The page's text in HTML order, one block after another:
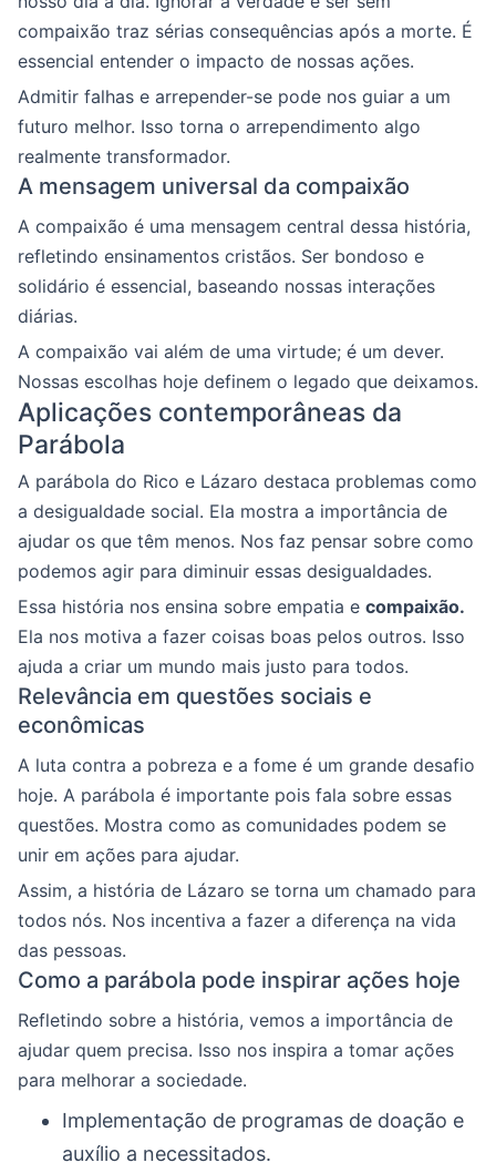
compaixão traz sérias consequências após a morte. É
essencial entender o impacto de nossas ações.
Admitir falhas e arrepender-se pode nos guiar a um
futuro melhor. Isso torna o arrependimento algo
realmente transformador.
A mensagem universal da compaixão
A compaixão é uma mensagem central dessa história,
refletindo ensinamentos cristãos. Ser bondoso e
solidário é essencial, baseando nossas interações
diárias.
A compaixão vai além de uma virtude; é um dever.
Nossas escolhas hoje definem o legado que deixamos.
Aplicações contemporâneas da
Parábola
A parábola do Rico e Lázaro destaca problemas como
a desigualdade social. Ela mostra a importância de
ajudar os que têm menos. Nos faz pensar sobre como
podemos agir para diminuir essas desigualdades.
Essa história nos ensina sobre empatia e compaixão.
Ela nos motiva a fazer coisas boas pelos outros. Isso
ajuda a criar um mundo mais justo para todos.
Relevância em questões sociais e
econômicas
A luta contra a pobreza e a fome é um grande desafio
hoje. A parábola é importante pois fala sobre essas
questões. Mostra como as comunidades podem se
unir em ações para ajudar.
Assim, a história de Lázaro se torna um chamado para
todos nós. Nos incentiva a fazer a diferença na vida
das pessoas.
Como a parábola pode inspirar ações hoje
Refletindo sobre a história, vemos a importância de
ajudar quem precisa. Isso nos inspira a tomar ações
para melhorar a sociedade.
Implementação de programas de doação e
auxílio a necessitados.